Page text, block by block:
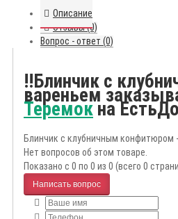
Описание
Отзывы (0)
Вопрос - ответ (0)
!!Блинчик с
вареньем
Теремокна
Блинчик с клубничным конфитюром
Нет вопросов об этом товаре.
Показано с 0 по 0 из 0 (всего 0
Написать вопрос